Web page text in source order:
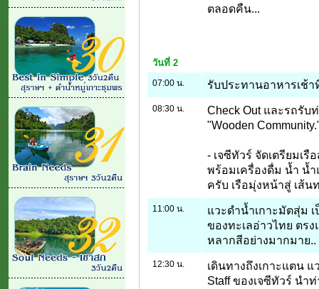
ตลอดคืน...
วันที่ 2
07:00 น. รับประทานอาหารเช้
08:30 น.
Check Out และรถรับ
"Wooden
- เจซีทัวร์ จัดเตรียมเ
พร้อมเครื่องดื่ม น้ำ น้
ครับ เรือมุ่งหน้าสู่ เส้น
11:00 น.
แวะดำน้ำเกาะมัตสุ่ม
ของทะเลอ่าวไทย ตร
หลากสีอย่างมากมาย
12:30 น.
เดินทางถึงเกาะแตน
Staff ของเจซีทัวร์ นำ